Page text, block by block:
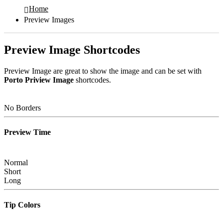
Home
Preview Images
Preview Image Shortcodes
Preview Image are great to show the image and can be set with
Porto Priview Image shortcodes.
No Borders
Preview Time
Normal
Short
Long
Tip Colors